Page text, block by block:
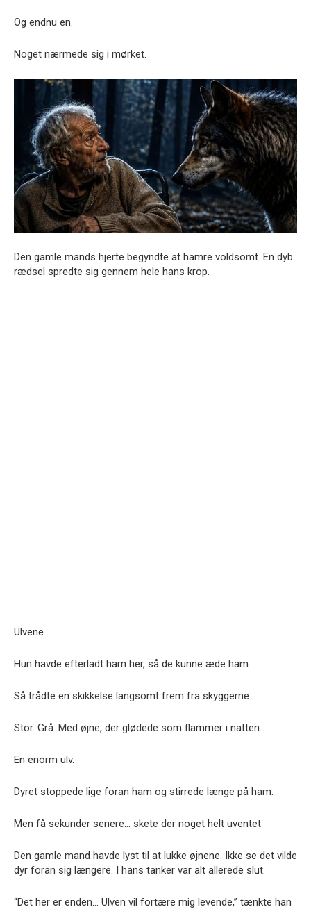
Og endnu en.
Noget nærmede sig i mørket.
Den gamle mands hjerte begyndte at hamre voldsomt. En dyb
rædsel spredte sig gennem hele hans krop.
Ulvene.
Hun havde efterladt ham her, så de kunne æde ham.
Så trådte en skikkelse langsomt frem fra skyggerne.
Stor. Grå. Med øjne, der glødede som flammer i natten.
En enorm ulv.
Dyret stoppede lige foran ham og stirrede længe på ham.
Men få sekunder senere… skete der noget helt uventet
Den gamle mand havde lyst til at lukke øjnene. Ikke se det vilde
dyr foran sig længere. I hans tanker var alt allerede slut.
“Det her er enden… Ulven vil fortære mig levende,” tænkte han